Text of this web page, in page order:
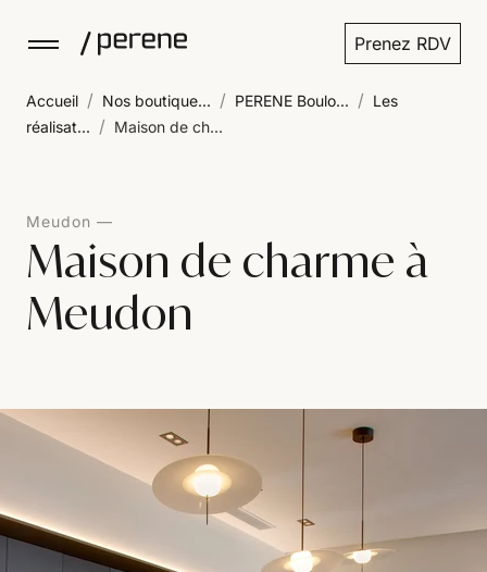
Prenez RDV
Accueil / Nos boutique... / PERENE Boulo... / Les
réalisat... / Maison de ch...
Meudon
Maison de charme à
Meudon